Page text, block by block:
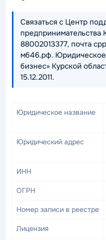
Связаться с Центр
предпринимательства
88002013377, почта
мб46.рф.
бизнес» Курской
15.12.2011.
Юридическое название
Юридический адрес
ИНН
ОГРН
Номер записи в реестре
Лицензия